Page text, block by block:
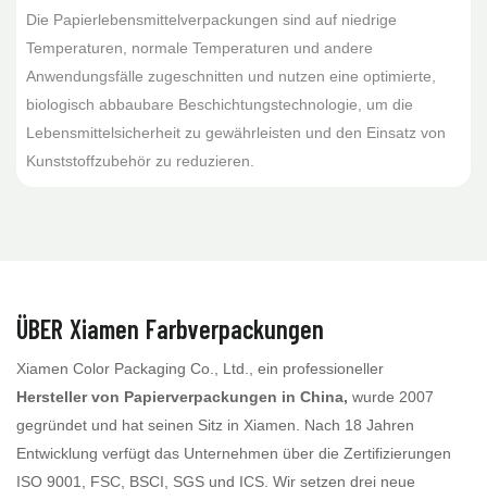
Die Papierlebensmittelverpackungen sind auf niedrige
Temperaturen, normale Temperaturen und andere
Anwendungsfälle zugeschnitten und nutzen eine optimierte,
biologisch abbaubare Beschichtungstechnologie, um die
Lebensmittelsicherheit zu gewährleisten und den Einsatz von
Kunststoffzubehör zu reduzieren.
ÜBER Xiamen Farbverpackungen
Xiamen Color Packaging Co., Ltd., ein professioneller
Hersteller von Papierverpackungen in China, wurde 2007
gegründet und hat seinen Sitz in Xiamen. Nach 18 Jahren
Entwicklung verfügt das Unternehmen über die Zertifizierungen
ISO 9001, FSC, BSCI, SGS und ICS. Wir setzen drei neue